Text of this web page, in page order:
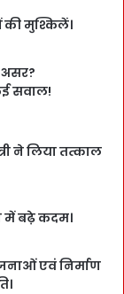
की मुश्किलें।
असर?
सवाल!
ने लिया तत्काल
में बढ़े कदम।
एवं निर्माण